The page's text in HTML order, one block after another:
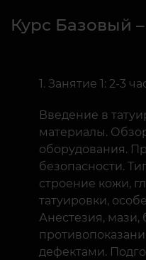
Курс Базовый
Занятие 1: 2-3
Введение в
материалы.
оборудования.
безопасности.
строение кожи,
татуировки,
Анестезия, мази,
дефектами.